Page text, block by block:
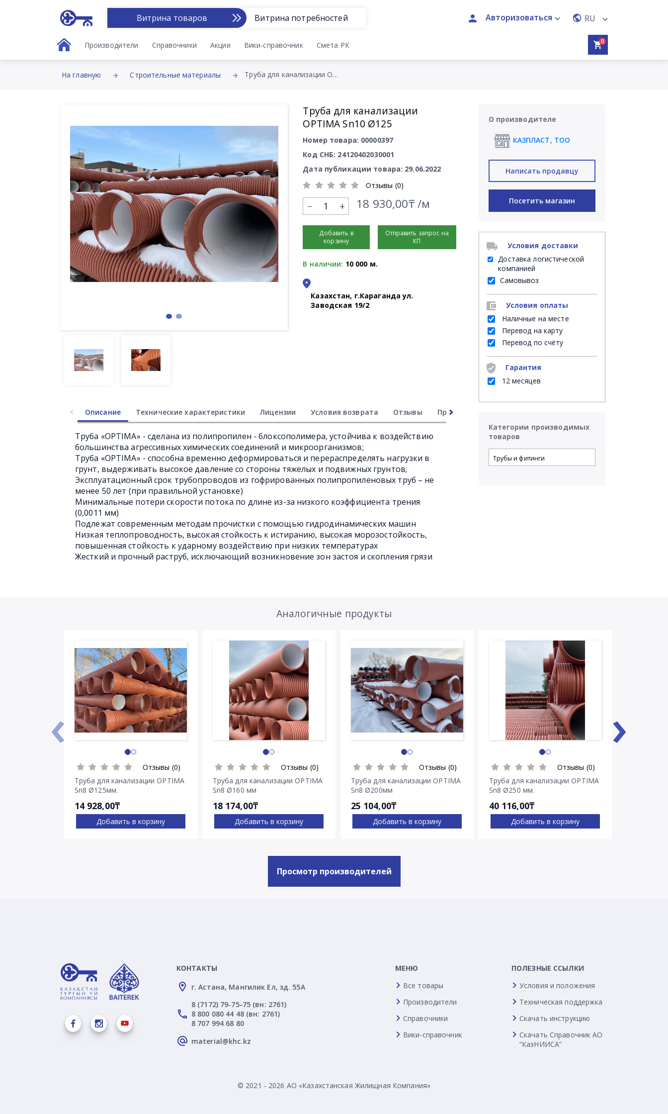
Витрина товаров Витрина потребностей Авторизоваться RU
Производители Справочники Акции Вики-справочник Смета РК 0
На главную Строительные материалы Труба для канализации OPTIMA Sn10 Ø125
Труба для канализации
OPTIMA Sn10 Ø125
Номер товара: 00000397
Код СНБ: 24120402030001
Дата публикации товара: 29.06.2022
Отзывы (0)
+ 18 930,00₸ /м
Добавить в
корзину
Отправить запрос на
КП
В наличии: 10 000 м.
Казахстан, г.Караганда ул.
Заводская 19/2
Описание Технические характеристики Лицензии Условия возврата Отзывы Прочее
Труба «OPTIMA» - сделана из полипропилен - блоксополимера, устойчива к воздействию
большинства агрессивных химических соединений и микроорганизмов;
Труба «OPTIMA» - способна временно деформироваться и перераспределять нагрузки в
грунт, выдерживать высокое давление со стороны тяжелых и подвижных грунтов;
Эксплуатационный срок трубопроводов из гофрированных полипропиленовых труб – не
менее 50 лет (при правильной установке)
Минимальные потери скорости потока по длине из-за низкого коэффициента трения
(0,0011 мм)
Подлежат современным методам прочистки с помощью гидродинамических машин
Низкая теплопроводность, высокая стойкость к истиранию, высокая морозостойкость,
повышенная стойкость к ударному воздействию при низких температурах
Жесткий и прочный раструб, исключающий возникновение зон застоя и скопления грязи
О производителе
КАЗПЛАСТ, ТОО
Написать продавцу
Посетить магазин
Условия доставки
Доставка логистической
компанией
Самовывоз
Условия оплаты
Наличные на месте
Перевод на карту
Перевод по счёту
Гарантия
12 месяцев
Категории производимых
товаров
Трубы и фитинги
Аналогичные продукты
Отзывы (0)
Труба для канализации OPTIMA
Sn8 Ø125мм.
14 928,00₸
Добавить в корзину
Отзывы (0)
Труба для канализации OPTIMA
Sn8 Ø160 мм
18 174,00₸
Добавить в корзину
Отзывы (0)
Труба для канализации OPTIMA
Sn8 Ø200мм
25 104,00₸
Добавить в корзину
Отзывы (0)
Труба для канализации OPTIMA
Sn8 Ø250 мм.
40 116,00₸
Добавить в корзину
‹ ›
Просмотр производителей
КОНТАКТЫ
г. Астана, Мангилик Ел, зд. 55А
8 (7172) 79-75-75 (вн: 2761)
8 800 080 44 48 (вн: 2761)
8 707 994 68 80
material@khc.kz
МЕНЮ
Все товары
Производители
Справочники
Вики-справочник
ПОЛЕЗНЫЕ ССЫЛКИ
Условия и положения
Техническая поддержка
Скачать инструкцию
Скачать Справочник АО
“КазНИИСА”
© 2021 - 2026 АО «Казахстанская Жилищная Компания»